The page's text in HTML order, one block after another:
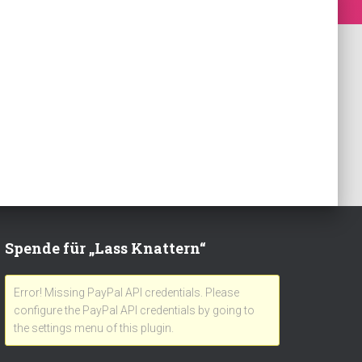
Spende für „Lass Knattern“
Error! Missing PayPal API credentials. Please
configure the PayPal API credentials by going to
the settings menu of this plugin.